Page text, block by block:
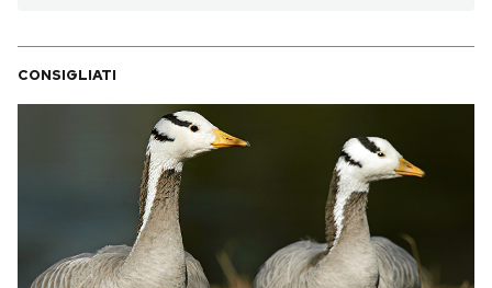
I MIEI PREFERITI
CALENDARIO
CONSIGLIATI